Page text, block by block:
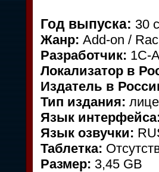
Год выпуска: 30
Жанр: Add-on /
Разработчик: 1C-
Локализатор в
Издатель в
Тип издания:
Язык
Язык озвучки:
Таблетка:
Размер: 3,45 GB